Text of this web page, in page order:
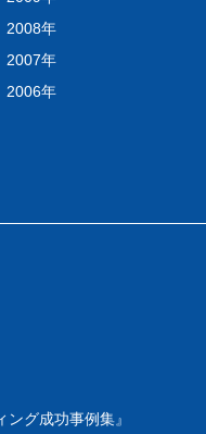
2008年
2007年
2006年
ング成功事例集』